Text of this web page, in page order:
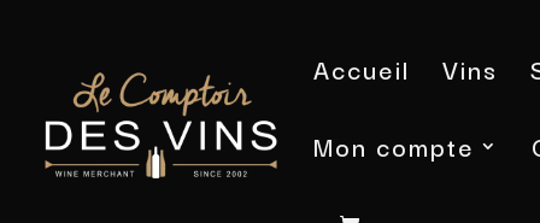
Accueil Vins
Mon compte